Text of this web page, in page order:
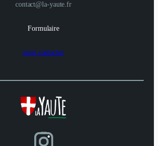
contact@la-yaute.fr
Formulaire
nous contacter